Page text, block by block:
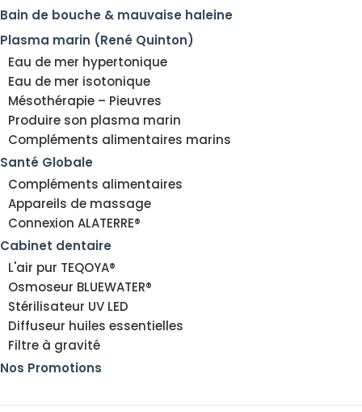
Bain de bouche & mauvaise haleine
Plasma marin (René Quinton)
Eau de mer hypertonique
Eau de mer isotonique
Mésothérapie – Pieuvres
Produire son plasma marin
Compléments alimentaires marins
Santé Globale
Compléments alimentaires
Appareils de massage
Connexion ALATERRE®
Cabinet dentaire
L'air pur TEQOYA®
Osmoseur BLUEWATER®
Stérilisateur UV LED
Diffuseur huiles essentielles
Filtre à gravité
Nos Promotions